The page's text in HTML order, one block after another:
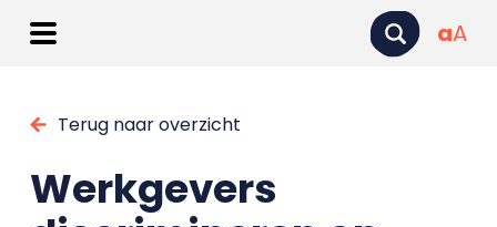
aA
Terug naar overzicht
Werkgevers